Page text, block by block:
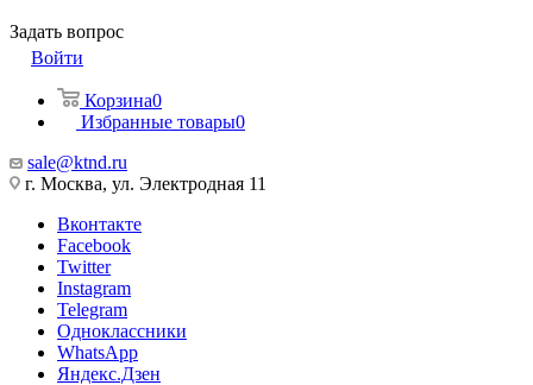
Задать вопрос
Войти
Корзина0
Избранные товары0
sale@ktnd.ru
г. Москва, ул. Электродная 11
Вконтакте
Facebook
Twitter
Instagram
Telegram
Одноклассники
WhatsApp
Яндекс.Дзен